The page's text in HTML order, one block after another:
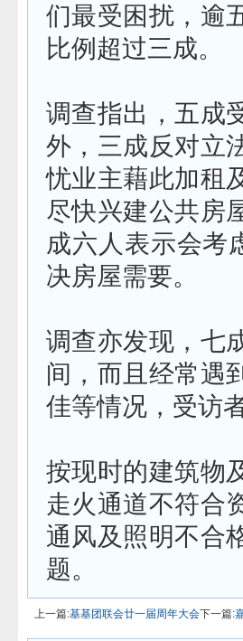
们最受困扰，逾
比例超过三成。
调查指出，五成
外，三成反对立
忧业主藉此加租
尽快兴建公共房
成六人表示会考
决房屋需要。
调查亦发现，七
间，而且经常遇
佳等情况，受访
按现时的建筑物
走火通道不符合
通风及照明不合
题。
上一篇:基基团联会廿一届周年大会下一篇: